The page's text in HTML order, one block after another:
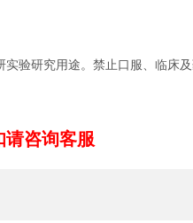
实验研究用途。禁止口服、临床
请咨询客服